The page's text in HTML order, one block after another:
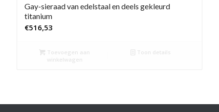
Gay-sieraad van edelstaal en deels gekleurd
titanium
€516,53
Toevoegen aan
winkelwagen
Toon details